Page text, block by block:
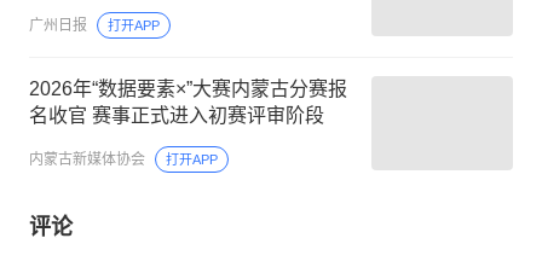
广州日报 打开APP
2026年“数据要素×”大赛内蒙古分赛报
名收官 赛事正式进入初赛评审阶段
内蒙古新媒体协会 打开APP
评论